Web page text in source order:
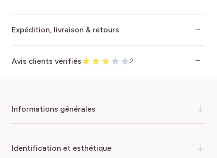
Expédition, livraison & retours
Avis clients vérifiés 2
informations générales
Ses fleurs rouge intense réchauffent l’été ! Le
identification et esthétique